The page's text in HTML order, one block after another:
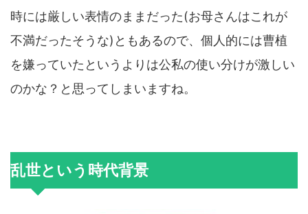
時には厳しい表情のままだった(お母さんはこれが
不満だったそうな)ともあるので、個人的には曹植
を嫌っていたというよりは公私の使い分けが激しい
のかな？と思ってしまいますね。
乱世という時代背景